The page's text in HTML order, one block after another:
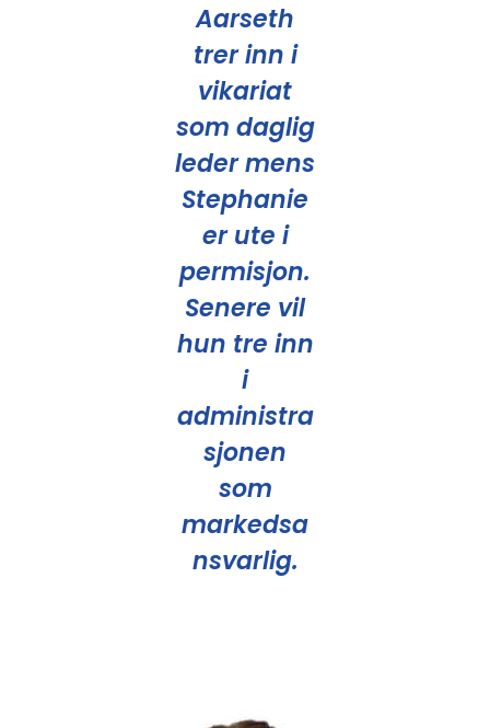
Aarseth
trer inn i
vikariat
som daglig
leder mens
Stephanie
er ute i
permisjon.
Senere vil
hun tre inn
i
administra
sjonen
som
markedsa
nsvarlig.